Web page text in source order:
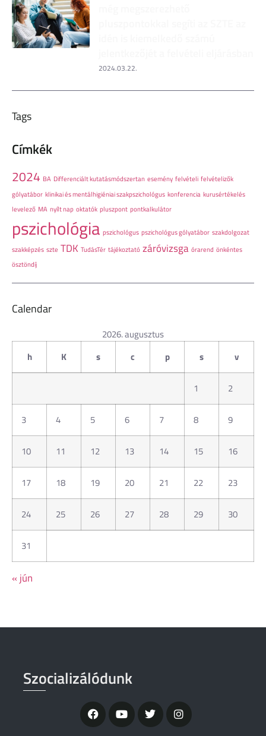
2024.03.22.
Tags
Címkék
2024 BA Differenciált kutatásmódszertan esemény felvételi felvételizők
gólyatábor klinikai és mentálhigiéniai szakpszichológus konferencia kurusértékelés
levelező MA nyílt nap oktatók pluszpont pontkalkulátor
pszichológia pszichológus pszichológus gólyatábor szakdolgozat
szakképzés szte TDK TudásTér tájékoztató záróvizsga órarend önkéntes
ösztöndíj
Calendar
2026. augusztus
h
K s c p s v
1 2
3 4 5 6 7 8 9
10 11 12 13 14 15 16
17 18 19 20 21 22 23
24 25 26 27 28 29 30
31
« jún
Szocializálódunk